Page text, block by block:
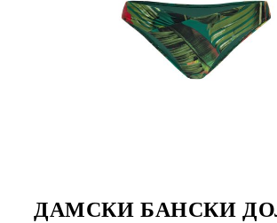
ДАМСКИ БАНСКИ